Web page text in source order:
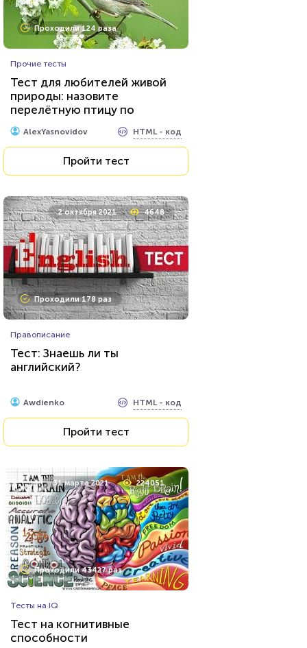
Проходили 647 раз
Тест на знание персонажей
сериалов от Netflix
Пройти тест
24 марта 2021 64464
Проходили 22950 раз
Угадай футболиста по фото!
Пройти тест
26 июля 2021 62464
Проходили 8033 раза
Тест по игре Dota 2
Проходили 124 раза
Прочие тесты
Тест для любителей живой
природы: назовите
перелётную птицу по
фотографии
AlexYasnovidov HTML - код
Пройти тест
2 октября 2021 4648
Проходили 178 раз
Правописание
Тест: Знаешь ли ты
английский?
Awdienko HTML - код
Пройти тест
31 марта 2021 224051
Проходили 43427 раз
Тесты на IQ
Тест на когнитивные
способности